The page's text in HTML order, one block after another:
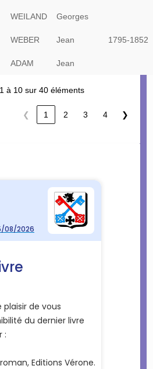
WEILAND Georges
WEBER Jean 1795-1852
ADAM Jean
à 10 sur 40 éléments
❮ 1 2 3 4 ❯